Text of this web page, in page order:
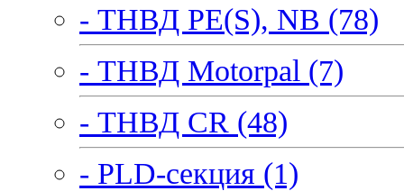
- ТНВД PE(S), NB (78)
- ТНВД Motorpal (7)
- ТНВД CR (48)
- PLD-секция (1)